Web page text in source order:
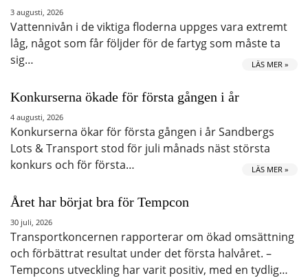
3 augusti, 2026
Vattennivån i de viktiga floderna uppges vara extremt
låg, något som får följder för de fartyg som måste ta
sig…
LÄS MER »
Konkurserna ökade för första gången i år
4 augusti, 2026
Konkurserna ökar för första gången i år Sandbergs
Lots & Transport stod för juli månads näst största
konkurs och för första…
LÄS MER »
Året har börjat bra för Tempcon
30 juli, 2026
Transportkoncernen rapporterar om ökad omsättning
och förbättrat resultat under det första halvåret. –
Tempcons utveckling har varit positiv, med en tydlig…